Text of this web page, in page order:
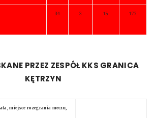
34 3 15 177
PRZEZ ZESPÓŁ KKS GRANICA
KĘTRZYN
miejsce rozegrania meczu,